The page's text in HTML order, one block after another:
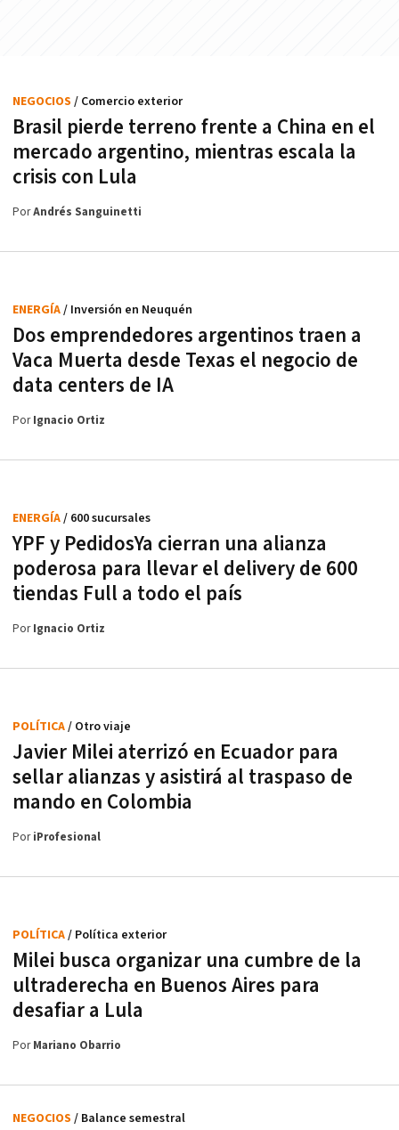
Brasil pierde terreno frente a China en el
mercado argentino, mientras escala la
crisis con Lula
NEGOCIOS / Comercio exterior
PorAndrés Sanguinetti
Dos emprendedores argentinos traen a
Vaca Muerta desde Texas el negocio de
data centers de IA
ENERGÍA/ Inversión en Neuquén
PorIgnacio Ortiz
YPF y PedidosYa cierran una alianza
poderosa para llevar el delivery de 600
tiendas Full a todo el país
ENERGÍA/ 600 sucursales
PorIgnacio Ortiz
Javier Milei aterrizó en Ecuador para
sellar alianzas y asistirá al traspaso de
mando en Colombia
POLÍTICA/ Otro viaje
PoriProfesional
Milei busca organizar una cumbre de la
ultraderecha en Buenos Aires para
desafiar a Lula
POLÍTICA/ Política exterior
PorMariano Obarrio
NEGOCIOS / Balance semestral